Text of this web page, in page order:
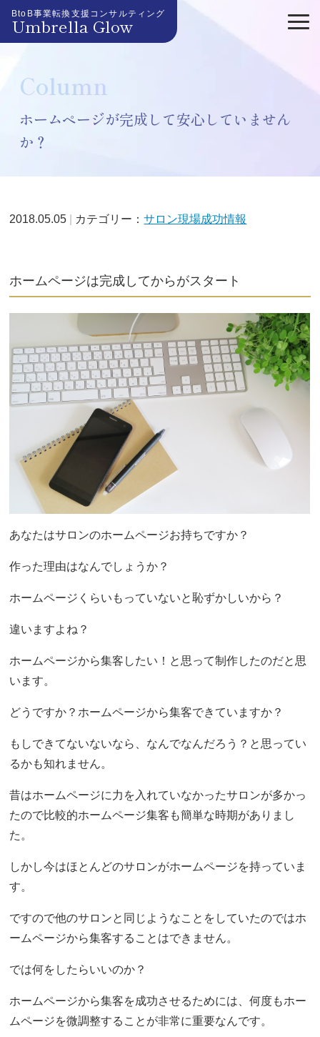
BtoB事業転換支援コンサルティング
Umbrella Glow
Column
ホームページが完成して安心していません
か？
2018.05.05 カテゴリー：サロン現場成功情報
ホームページは完成してからがスタート
あなたはサロンのホームページお持ちですか？
作った理由はなんでしょうか？
ホームページくらいもっていないと恥ずかしいから？
違いますよね？
ホームページから集客したい！と思って制作したのだと思
います。
どうですか？ホームページから集客できていますか？
もしできてないないなら、なんでなんだろう？と思ってい
るかも知れません。
昔はホームページに力を入れていなかったサロンが多かっ
たので比較的ホームページ集客も簡単な時期がありまし
た。
しかし今はほとんどのサロンがホームページを持っていま
す。
ですので他のサロンと同じようなことをしていたのではホ
ームページから集客することはできません。
では何をしたらいいのか？
ホームページから集客を成功させるためには、何度もホー
ムページを微調整することが非常に重要なんです。